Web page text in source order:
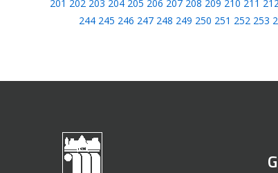
201 202 203 204 205 206 207 208 209 210 211
244 245 246 247 248 249 250 251 252 253